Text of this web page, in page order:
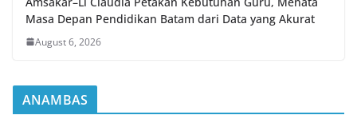
Masa Depan Pendidikan Batam dari Data yang Akurat
August 6, 2026
ANAMBAS